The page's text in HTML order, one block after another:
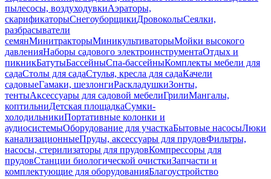
пылесосы, воздуходувкиАэраторы,
скарификаторыСнегоуборщикиДровоколыСеялки,
разбрасыватели
семянМинитракторыМиникультиваторыМойки высокого
давленияНаборы садового электроинструментаОтдых и
пикникБатутыБассейныСпа-бассейныКомплекты мебели для
садаСтолы для садаСтулья, кресла для садаКачели
садовыеГамаки, шезлонгиРаскладушкиЗонты,
тентыАксессуары для садовой мебелиГрилиМангалы,
коптильниДетская площадкаСумки-
холодильникиПортативные колонки и
аудиосистемыОборудование для участкаБытовые насосыЛюки
канализационныеПруды, аксессуары для прудовФильтры,
насосы, стерилизаторы для прудовКомпрессоры для
прудовСтанции биологической очисткиЗапчасти и
комплектующие для оборудованияБлагоустройство